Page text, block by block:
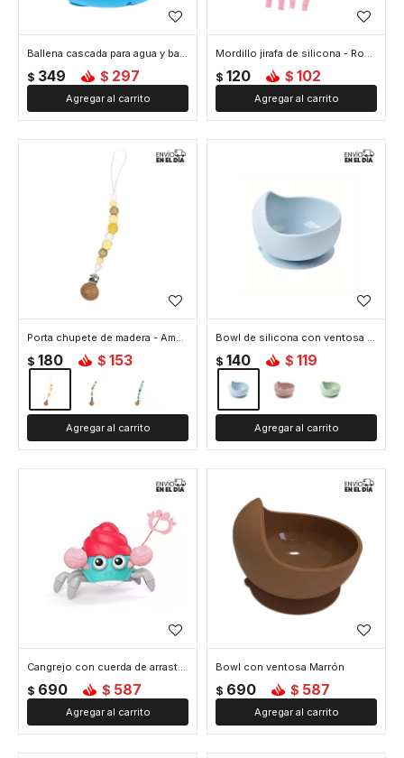
Ballena cascada para agua y base con movimiento
$ 349 $ 297
Mordillo jirafa de silicona - Rosado
$ 120 $ 102
Porta chupete de madera - Amarillo
$ 180 $ 153
Bowl de silicona con ventosa - Azul
$ 140 $ 119
Cangrejo con cuerda de arrastre apto agua - Rosado
$ 690 $ 587
Bowl con ventosa Marrón
$ 690 $ 587